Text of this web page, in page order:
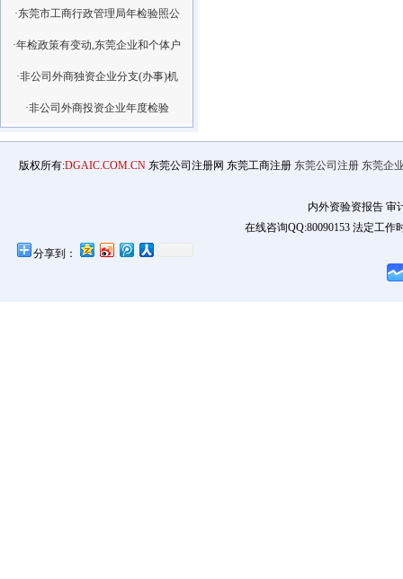
·东莞市工商行政管理局年检验照公
·年检政策有变动,东莞企业和个体户
·非公司外商独资企业分支(办事)机
·非公司外商投资企业年度检验
版权所有:DGAIC.COM.CN东莞公司注册网 东莞工商注册 东莞公司注册 东莞企
内外资验资报告 审
在线咨询QQ:80090153 法定工作
分享到：